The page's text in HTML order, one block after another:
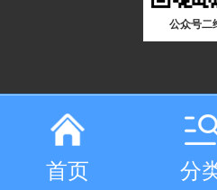
公众号二
Copyright ©2017 www.cnipol.com版权所
限公司(京ICP备20025087号)
首页 分